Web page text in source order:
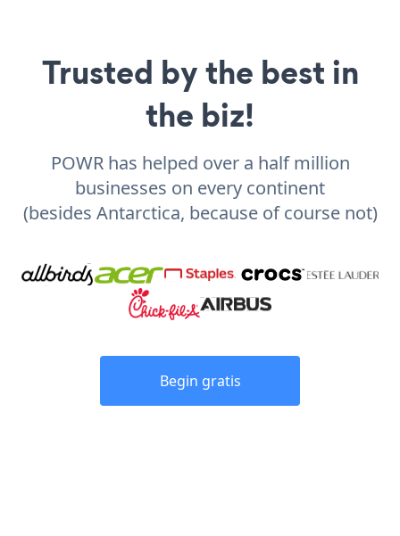
Trusted by the best in
the biz!
POWR has helped over a half million
businesses on every continent
(besides Antarctica, because of course not)
Begin gratis